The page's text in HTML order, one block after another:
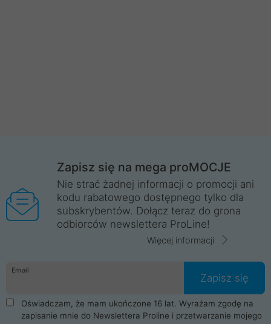
Zapisz się na mega proMOCJE
Nie strać żadnej informacji o promocji ani
kodu rabatowego dostępnego tylko dla
subskrybentów. Dołącz teraz do grona
odbiorców newslettera ProLine!
Więcej informacji
Email
Zapisz się
Oświadczam, że mam ukończone 16 lat. Wyrażam zgodę na
zapisanie mnie do Newslettera Proline i przetwarzanie mojego